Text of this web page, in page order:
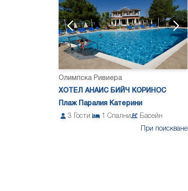
Олимпска Ривиера
ХОТЕЛ АНАИС БИЙЧ КОРИНОС
Плаж Паралия Катерини
3
Гости 1 Спални
Басейн
При поискване